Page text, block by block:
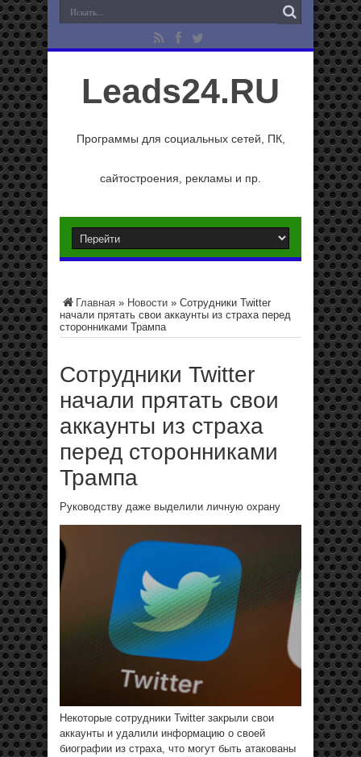
Leads24.RU
Программы для социальных сетей, ПК,
сайтостроения, рекламы и пр.
Главная » Новости » Сотрудники Twitter
начали прятать свои аккаунты из страха перед
сторонниками Трампа
Сотрудники Twitter
начали прятать свои
аккаунты из страха
перед сторонниками
Трампа
Руководству даже выделили личную охрану
Некоторые сотрудники Twitter закрыли свои
аккаунты и удалили информацию о своей
биографии из страха, что могут быть атакованы